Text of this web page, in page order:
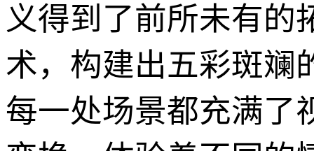
义得到了前所未有的
术，构建出五彩斑斓
每一处场景都充满了